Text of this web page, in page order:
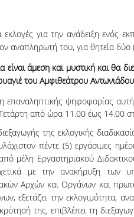
εκλογές για την ανάδειξη ενός
αναπληρωτή του, για θητεία
άμεση και μυστική και θα
του Αμφιθεάτρου
επαναληπτικής ψηφοφορίας
από ώρα 11.00 έως 14.00
της εκλογικής
πέντε (5) εργάσιμες
από μέλη Εργαστηριακού
με την ανακήρυξη των
Αρχών και Οργάνων και
εξετάζει την εκλογιμότητα,
της, επιβλέπει τη